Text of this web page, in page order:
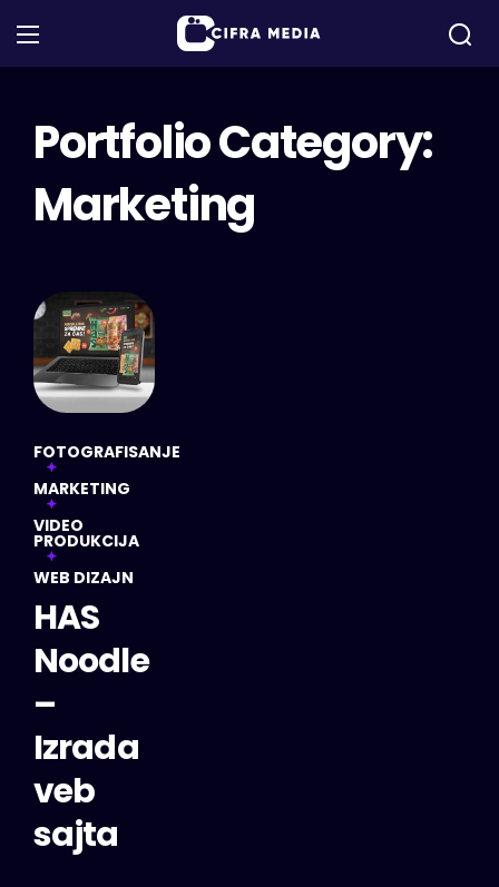
Portfolio Category:
Marketing
FOTOGRAFISANJE
MARKETING
VIDEO
PRODUKCIJA
WEB DIZAJN
HAS
Noodle
–
Izrada
veb
sajta